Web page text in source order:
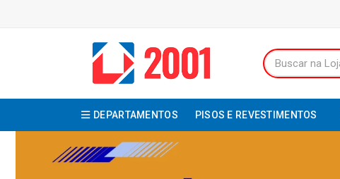
DEPARTAMENTOS PISOS E REVESTIMENTOS